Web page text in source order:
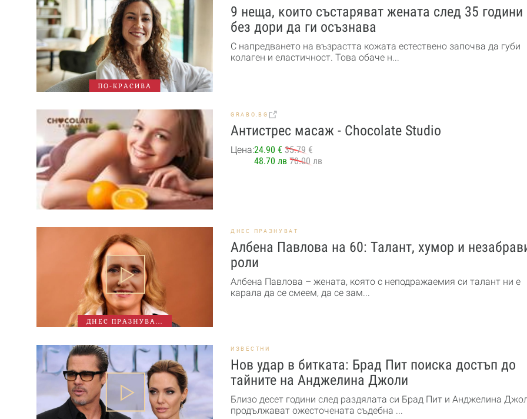
ПО-КРАСИВА
9 неща, които състаряват жената след 35
без дори да ги осъзнава
С напредването на възрастта кожата естествено започва да губи
колаген и еластичност. Това обаче н...
GRABO.BG
Антистрес масаж - Chocolate Studio
Цена:24.90 € 35.79 €
48.70 лв 70.00 лв
ДНЕС ПРАЗНУВА...
ДНЕС ПРАЗНУВАТ
Албена Павлова на 60: Талант, хумор и
роли
Албена Павлова – жената, която с неподражаемия си талант ни е
карала да се смеем, да се зам...
ИЗВЕСТНИ
Нов удар в битката: Брад Пит поиска достъп до
тайните на Анджелина Джоли
Близо десет години след раздялата си Брад Пит и Анджелина
продължават ожесточената съдебна ...